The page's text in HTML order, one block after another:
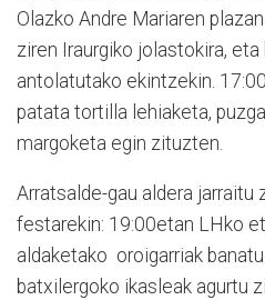
Olazko Andre Mariaren
ziren Iraurgiko jolastokira,
antolatutako ekintzekin.
patata tortilla lehiaketa,
margoketa egin zituzten.
Arratsalde-gau aldera jarraitu
festarekin: 19:00etan LHko
aldaketako oroigarriak
batxilergoko ikasleak agurtu